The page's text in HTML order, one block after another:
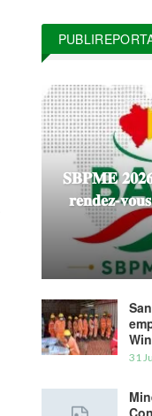
𝐒𝐁𝐏𝐌𝐄
𝐫𝐞𝐧𝐝𝐞𝐳-
31